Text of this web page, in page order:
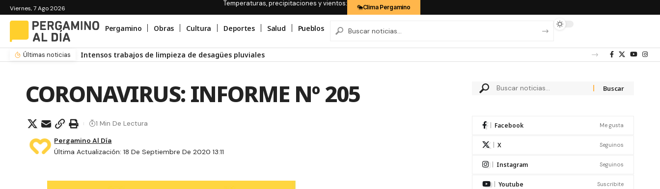
Viernes, 7 Ago 2026
Temperaturas, precipitaciones y vientos: Clima Pergamino
Pergamino Obras Cultura Deportes Salud Pueblos
Últimas noticias Intensos trabajos de limpieza de desagües pluviales
CORONAVIRUS: INFORME Nº 205
Última Actualización: 18 De Septiembre De 2020 13:11
Pergamino Al Día
1 Min De Lectura Facebook Me gusta
X Seguinos
Instagram Seguinos
Youtube Suscribite